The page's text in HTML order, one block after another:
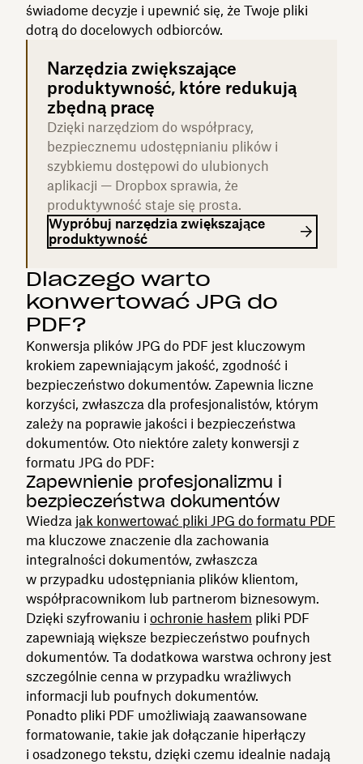
świadome decyzje i upewnić się, że Twoje pliki
dotrą do docelowych odbiorców.
Narzędzia zwiększające
produktywność, które redukują
zbędną pracę
Dzięki narzędziom do współpracy,
bezpiecznemu udostępnianiu plików i
szybkiemu dostępowi do ulubionych
aplikacji — Dropbox sprawia, że
produktywność staje się prosta.
Wypróbuj narzędzia zwiększające
produktywność
Dlaczego warto
konwertować JPG do
PDF?
Konwersja plików JPG do PDF jest kluczowym
krokiem zapewniającym jakość, zgodność i
bezpieczeństwo dokumentów. Zapewnia liczne
korzyści, zwłaszcza dla profesjonalistów, którym
zależy na poprawie jakości i bezpieczeństwa
dokumentów. Oto niektóre zalety konwersji z
formatu JPG do PDF:
Zapewnienie profesjonalizmu i
bezpieczeństwa dokumentów
Wiedza jak konwertować pliki JPG do formatu PDF
ma kluczowe znaczenie dla zachowania
integralności dokumentów, zwłaszcza
w przypadku udostępniania plików klientom,
współpracownikom lub partnerom biznesowym.
Dzięki szyfrowaniu i ochronie hasłem pliki PDF
zapewniają większe bezpieczeństwo poufnych
dokumentów. Ta dodatkowa warstwa ochrony jest
szczególnie cenna w przypadku wrażliwych
informacji lub poufnych dokumentów.
Ponadto pliki PDF umożliwiają zaawansowane
formatowanie, takie jak dołączanie hiperłączy
i osadzonego tekstu, dzięki czemu idealnie nadają